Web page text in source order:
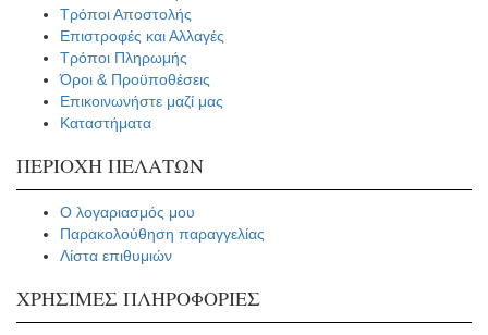
Τρόποι Αποστολής
Επιστροφές και Αλλαγές
Τρόποι Πληρωμής
Όροι & Προϋποθέσεις
Επικοινωνήστε μαζί μας
Καταστήματα
ΠΕΡΙΟΧΗ ΠΕΛΑΤΩΝ
Ο λογαριασμός μου
Παρακολούθηση παραγγελίας
Λίστα επιθυμιών
ΧΡΗΣΙΜΕΣ ΠΛΗΡΟΦΟΡΙΕΣ